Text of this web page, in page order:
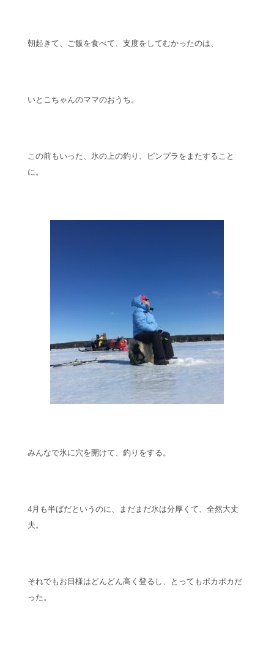
朝起きて、ご飯を食べて、支度をしてむかったのは、
いとこちゃんのママのおうち。
この前もいった、氷の上の釣り、ピンプラをまたすること
に。
みんなで氷に穴を開けて、釣りをする。
4月も半ばだというのに、まだまだ氷は分厚くて、全然大丈
夫。
それでもお日様はどんどん高く登るし、とってもポカポカだ
った。